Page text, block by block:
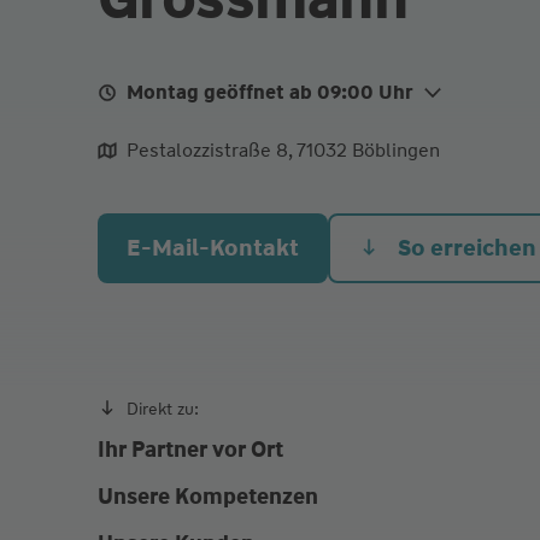
Montag geöffnet ab 09:00 Uhr
Mo.
09:00 - 12:00
Mi.
09:00 - 12:00
Do.
09:00 - 12:00
13:00 -
Pestalozzistraße 8, 71032 Böblingen
E-Mail-Kontakt So erreichen
Direkt zu:
Ihr Partner vor Ort
Unsere Kompetenzen